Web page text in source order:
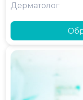
Дерматолог